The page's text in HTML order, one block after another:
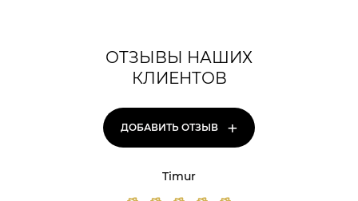
ОТЗЫВЫ НАШИХ
КЛИЕНТОВ
ДОБАВИТЬ ОТЗЫВ +
Timur